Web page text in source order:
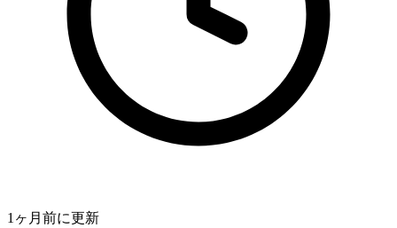
1ヶ月前に更新